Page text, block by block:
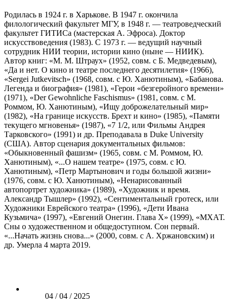
Родилась в 1924 г. в Харькове. В 1947 г. окончила
филологический факультет МГУ, в 1948 г. — театроведческий
факультет ГИТИСа (мастерская А. Эфроса). Доктор
искусствоведения (1983). C 1973 г. — ведущий научный
сотрудник НИИ теории, истории кино (ныне — НИИК).
Автор книг: «М. М. Штраух» (1952, совм. с Б. Медведевым),
«Да и нет. О кино и театре последнего десятилетия» (1966),
«Sergei Jutkevitsch» (1968, совм. с Ю. Ханютиным), «Бабанова.
Легенда и биография» (1981), «Герои «безгеройного времени»
(1971), «Der Gewohnliche Faschismus» (1981, совм. с М.
Роммом, Ю. Ханютиным), «Ищу доброжелательный мир»
(1982), «На границе искусств. Брехт и кино» (1985), «Памяти
текущего мгновенья» (1987), «7 1/2, или Фильмы Андрея
Тарковского» (1991) и др. Преподавала в Duke University
(США). Автор сценария документальных фильмов:
«Обыкновенный фашизм» (1965, совм. с М. Роммом, Ю.
Ханютиным), «...О нашем театре» (1975, совм. с Ю.
Ханютиным), «Петр Мартынович и годы большой жизни»
(1976, совм. с Ю. Ханютиным), «Ненарисованный
автопортрет художника» (1989), «Художник и время.
Александр Тышлер» (1992), «Сентиментальный гротеск, или
Художники Еврейского театра» (1996), «Дети Ивана
Кузьмича» (1997), «Евгений Онегин. Глава Х» (1999), «МХАТ.
Сны о художественном и общедоступном. Сон первый.
«...Начать жизнь снова...» (2000, совм. с А. Хржановским) и
др. Умерла 4 марта 2019.
04 / 04 / 2025